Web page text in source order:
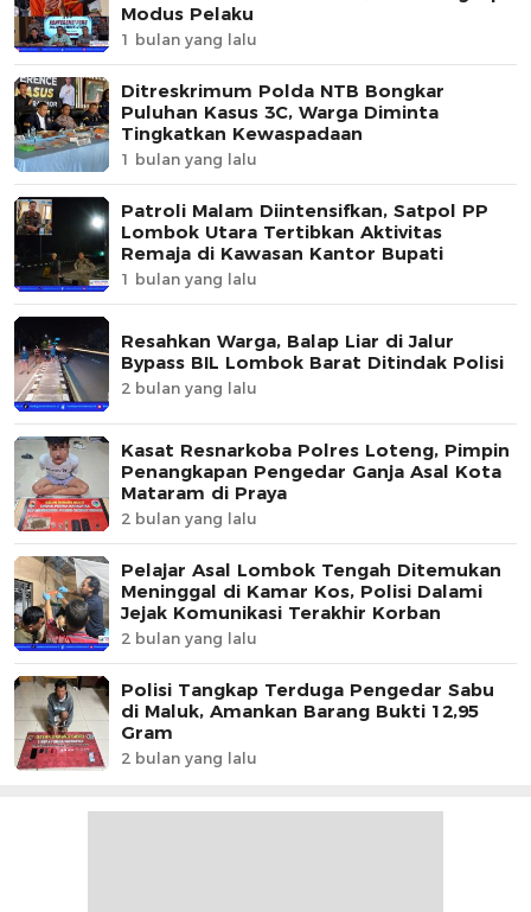
Modus Pelaku
1 bulan yang lalu
Ditreskrimum Polda NTB Bongkar
Puluhan Kasus 3C, Warga Diminta
Tingkatkan Kewaspadaan
1 bulan yang lalu
Patroli Malam Diintensifkan, Satpol PP
Lombok Utara Tertibkan Aktivitas
Remaja di Kawasan Kantor Bupati
1 bulan yang lalu
Resahkan Warga, Balap Liar di Jalur
Bypass BIL Lombok Barat Ditindak Polisi
2 bulan yang lalu
Kasat Resnarkoba Polres Loteng, Pimpin
Penangkapan Pengedar Ganja Asal Kota
Mataram di Praya
2 bulan yang lalu
Pelajar Asal Lombok Tengah Ditemukan
Meninggal di Kamar Kos, Polisi Dalami
Jejak Komunikasi Terakhir Korban
2 bulan yang lalu
Polisi Tangkap Terduga Pengedar Sabu
di Maluk, Amankan Barang Bukti 12,95
Gram
2 bulan yang lalu